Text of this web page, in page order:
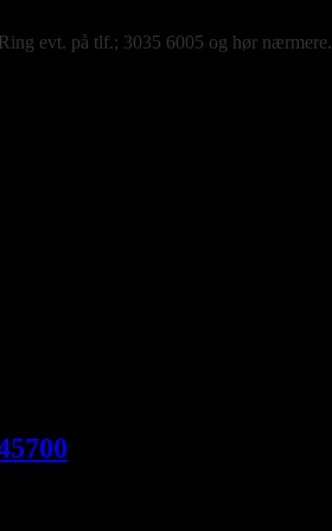
evt. på tlf.; 3035 6005 og hør nærmere.